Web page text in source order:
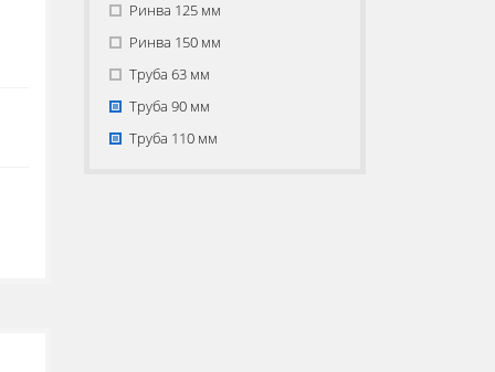
Ринва 125 мм
Ринва 150 мм
Труба 63 мм
Труба 90 мм
Труба 110 мм